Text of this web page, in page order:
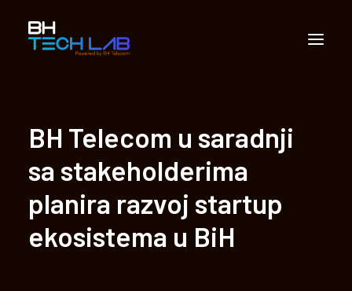
Apliciranje
Vijesti
Multimedija
Kontakt
BH Telecom u saradnji
sa stakeholderima
planira razvoj startup
ekosistema u BiH